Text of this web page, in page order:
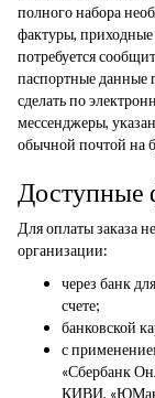
полного набора
фактуры, приходные
потребуется
паспортные данные
сделать по
мессенджеры,
обычной почтой на
Доступные
Для оплаты заказа
организации:
через банк
счете;
банковской
с
«Сбербанк
КИВИ,